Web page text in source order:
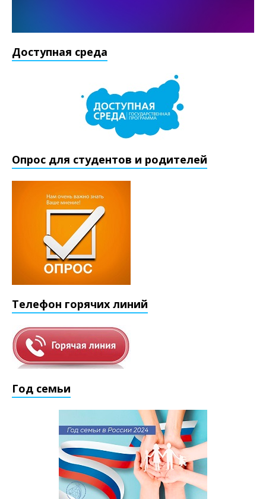
Доступная среда
Опрос для студентов и родителей
Телефон горячих линий
Год семьи